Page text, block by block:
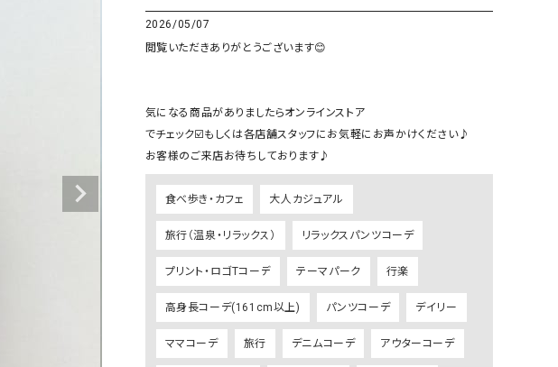
その他スカート
すべて見る
スカート
ジャケット・アウター
ワンピース・チュニック
サロペット・オーバーオール
ジャケット・アウター
and quarter（アンドクウォーター） HUMS（ハムズ）
Our.（アワードット）
08mab(ゼロハチマブ)
1%（イチ パーセント）
120%lino（ワンハンドレッドトゥエンティ
ーパーセントリノ）
le camouflage tribe（ル
adidas（アディダス） Lallia Mu（ラリア ムー）
2026/05/07
閲覧いただきありがとうございます😊
気になる商品がありましたらオンラインストア
でチェック☑️もしくは各店舗スタッフにお気軽にお声かけください♪
お客様のご来店お待ちしております♪
食べ歩き・カフェ 大人カジュアル
旅行（温泉・リラックス） リラックスパンツコーデ
プリント・ロゴTコーデ テーマパーク 行楽
高身長コーデ(161cm以上) パンツコーデ デイリー
ママコーデ 旅行 デニムコーデ アウターコーデ